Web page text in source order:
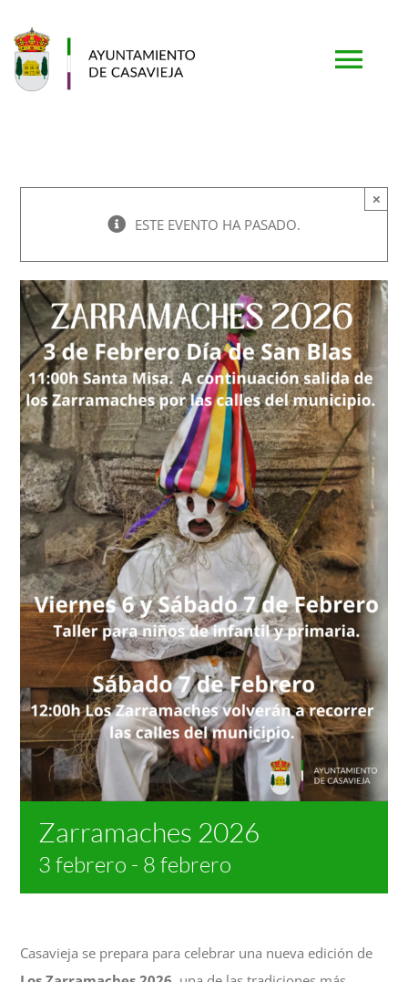
contenido
TURISMO
SERVICIOS
NOTICIAS
ACTIVIDADES
MULTIMEDIA
SEDE ELECTRÓNICA
CONTACTO
ESTE EVENTO HA PASADO.
×
Zarramaches 2026
3 febrero - 8 febrero
Casavieja se prepara para celebrar una nueva edición de